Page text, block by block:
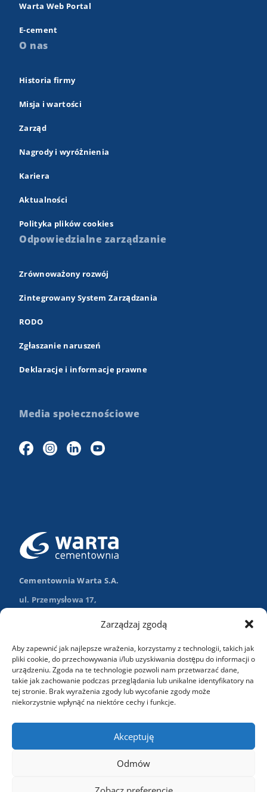
Zarządzaj zgodą
Aby zapewnić jak najlepsze wrażenia, korzystamy z technologii, takich jak
pliki cookie, do przechowywania i/lub uzyskiwania dostępu do informacji o
urządzeniu. Zgoda na te technologie pozwoli nam przetwarzać dane,
takie jak zachowanie podczas przeglądania lub unikalne identyfikatory na
tej stronie. Brak wyrażenia zgody lub wycofanie zgody może
niekorzystnie wpłynąć na niektóre cechy i funkcje.
Akceptuję
Odmów
Warta Web Portal
E-cement
O nas
Historia firmy
Misja i wartości
Zarząd
Nagrody i wyróżnienia
Kariera
Aktualności
Polityka plików cookies
Odpowiedzialne zarządzanie
Zrównoważony rozwój
Zintegrowany System Zarządzania
RODO
Zgłaszanie naruszeń
Deklaracje i informacje prawne
Media społecznościowe
Cementownia Warta S.A.
ul. Przemysłowa 17,
Nawiguj w Google Maps
+48 (43) 84 13 003
info@wartasa.com.pl